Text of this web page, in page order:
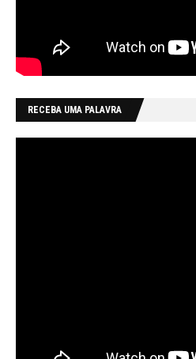
RECEBA UMA PALAVRA